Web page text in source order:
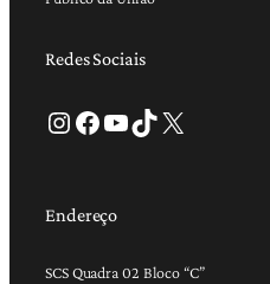
Redes Sociais
Instagram Facebook Youtube TikTok X
Endereço
SCS Quadra 02 Bloco “C”